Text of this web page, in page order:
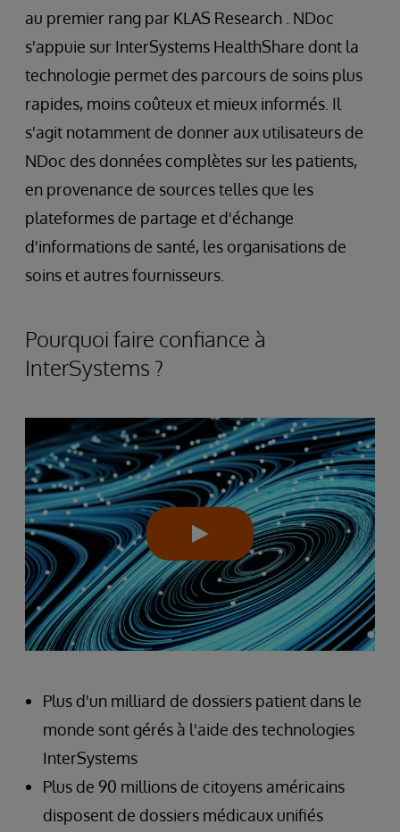
au premier rang par KLAS Research . NDoc
s'appuie sur InterSystems HealthShare dont la
technologie permet des parcours de soins plus
rapides, moins coûteux et mieux informés. Il
s'agit notamment de donner aux utilisateurs de
NDoc des données complètes sur les patients,
en provenance de sources telles que les
plateformes de partage et d'échange
d'informations de santé, les organisations de
soins et autres fournisseurs.
Pourquoi faire confiance à
InterSystems ?
Plus d'un milliard de dossiers patient dans le
monde sont gérés à l'aide des technologies
InterSystems
Plus de 90 millions de citoyens américains
disposent de dossiers médicaux unifiés